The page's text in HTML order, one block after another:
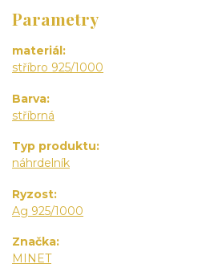
Parametry
materiál
stříbro 925/1000
Barva
stříbrná
Typ produktu
náhrdelník
Ryzost
Ag 925/1000
Značka
MINET